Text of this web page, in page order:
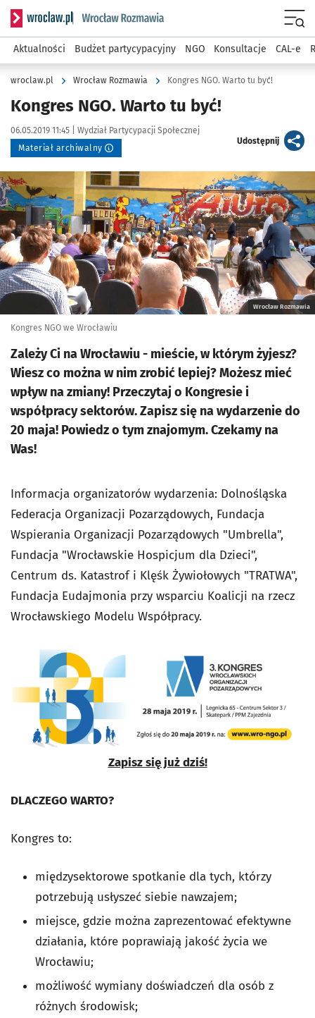
Serwis informacyjny wroclaw.pl podserwis: Rozmawia
Aktualności Budżet partycypacyjny NGO Konsultacje CAL-e
wroclaw.pl Wrocław Rozmawia Kongres NGO. Warto tu być!
Kongres NGO. Warto tu być!
Data publikacji:
06.05.2019 11:45 | Autor:
Wydział Partycypacji Społecznej
Materiał archiwalny
Udostępnijartykuł
Kliknij, aby powiększyć
Wrocław Rozmawia
Kongres NGO we Wrocławiu
Zależy Ci na Wrocławiu - mieście, w którym żyjesz?
Wiesz co można w nim zrobić lepiej? Możesz mieć
wpływ na zmiany! Przeczytaj o Kongresie i
współpracy sektorów. Zapisz się na wydarzenie do
20 maja! Powiedz o tym znajomym. Czekamy na
Was!
Informacja organizatorów wydarzenia: Dolnośląska
Federacja Organizacji Pozarządowych, Fundacja
Wspierania Organizacji Pozarządowych "Umbrella",
Fundacja "Wrocławskie Hospicjum dla Dzieci",
Centrum ds. Katastrof i Klęśk Żywiołowych "TRATWA",
Fundacja Eudajmonia przy wsparciu Koalicji na rzecz
Wrocławskiego Modelu Współpracy.
Zapisz się już dziś!
DLACZEGO WARTO?
Kongres to:
międzysektorowe spotkanie dla tych, którzy
potrzebują usłyszeć siebie nawzajem;
miejsce, gdzie można zaprezentować efektywne
działania, które poprawiają jakość życia we
Wrocławiu;
możliwość wymiany doświadczeń dla osób z
różnych środowisk;